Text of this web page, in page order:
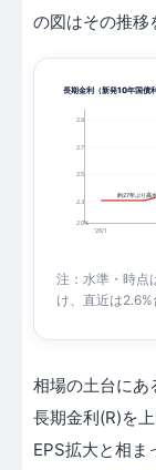
の図はその推移
長期金利（新発10年国債
2.0%
2.3
2.5
2.7
2.9
'26/1
約27年ぶり高
注：水準・時点
け、直近は2.6%
相場の土台にあ
長期金利(R)を
EPS拡大と相ま